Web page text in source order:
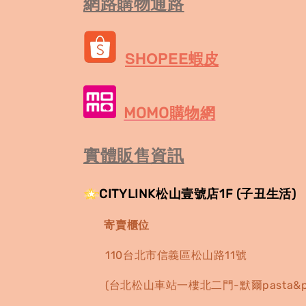
SHOPEE蝦皮
MOMO購物網
實體販售資訊
CITYLINK松山壹號店1F (子丑生活)
寄賣櫃位
110台北市信義區松山路11號
(台北松山車站一樓北二門-默爾